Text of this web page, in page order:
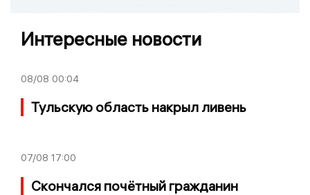
Интересные новости
08/08 00:04
Тульскую область накрыл ливень
07/08 17:00
Скончался почётный гражданин